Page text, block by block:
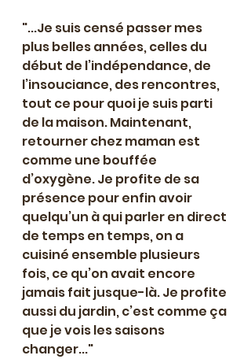
"...Je suis censé passer mes
plus belles années, celles du
début de l’indépendance, de
l’insouciance, des rencontres,
tout ce pour quoi je suis parti
de la maison. Maintenant,
retourner chez maman est
comme une bouffée
d’oxygène. Je profite de sa
présence pour enfin avoir
quelqu’un à qui parler en direct
de temps en temps, on a
cuisiné ensemble plusieurs
fois, ce qu’on avait encore
jamais fait jusque-là. Je profite
aussi du jardin, c’est comme ça
que je vois les saisons
changer..."